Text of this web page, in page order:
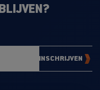
INSCHRIJVEN